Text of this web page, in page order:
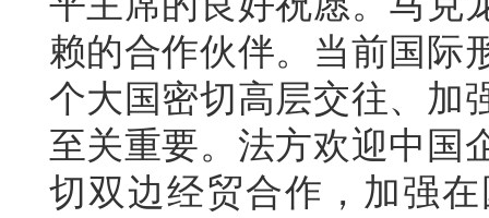
赖的合作伙伴。当前国际
个大国密切高层交往、加
至关重要。法方欢迎中国
切双边经贸合作，加强